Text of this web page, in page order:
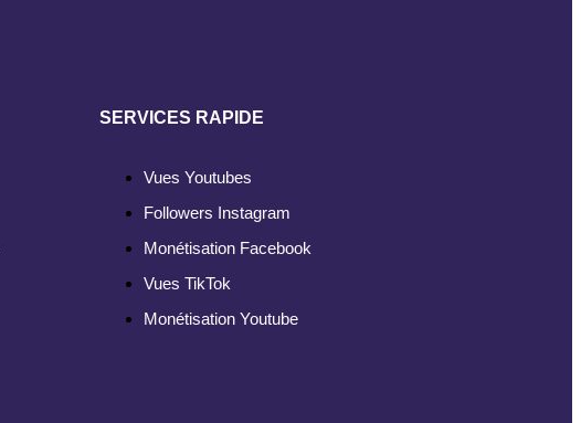
SERVICES RAPIDE
Vues Youtubes
Followers Instagram
Monétisation Facebook
Vues TikTok
Monétisation Youtube